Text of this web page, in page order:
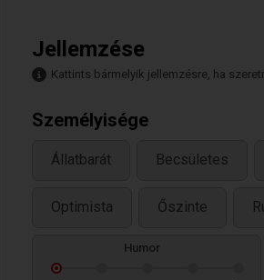
Jellemzése
Kattints bármelyik jellemzésre, ha
Személyisége
Állatbarát Becsületes
Optimista Őszinte
Humor